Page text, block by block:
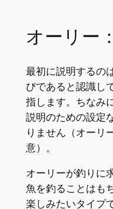
オーリー
最初に説明するの
びであると認識し
指します。ちなみ
説明のための設定
りません（オーリ
意）。
オーリーが釣りに
魚を釣ることはも
楽しみたいタイプ